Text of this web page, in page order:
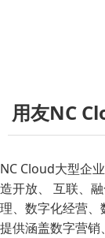
用友NC
NC Cloud大型企
造开放、 互联、
理、数字化经营、
提供涵盖数字营